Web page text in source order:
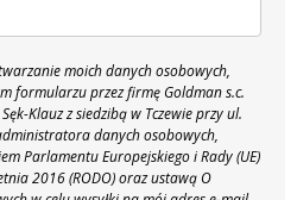
moich danych osobowych,
formularzu przez firmę Goldman s.c.
Klauz z siedzibą w Tczewie przy ul.
danych osobowych,
Parlamentu Europejskiego i Rady (UE)
2016 (RODO) oraz ustawą O